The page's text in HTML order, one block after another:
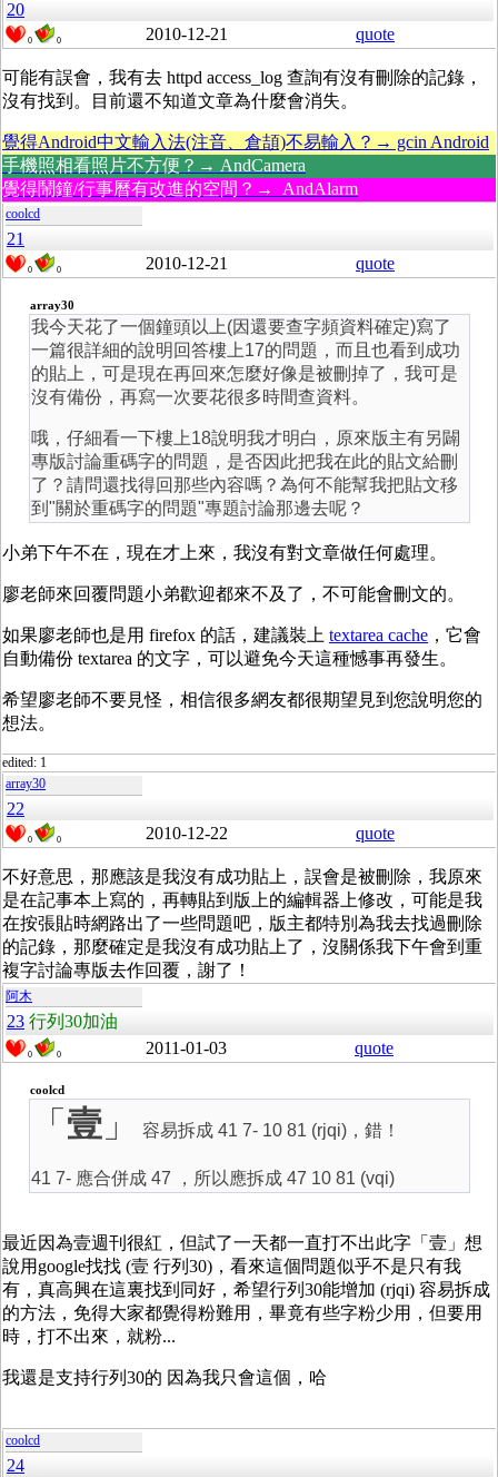
20
0 0 2010-12-21 quote
可能有誤會，我有去 httpd access_log 查詢有沒有刪除的記錄，
沒有找到。目前還不知道文章為什麼會消失。
覺得Android中文輸入法(注音、倉頡)不易輸入？→ gcin Android
手機照相看照片不方便？→ AndCamera
覺得鬧鐘/行事曆有改進的空間？→ AndAlarm
coolcd
21
0 0 2010-12-21 quote
array30
我今天花了一個鐘頭以上(因還要查字頻資料確定)寫了
一篇很詳細的說明回答樓上17的問題，而且也看到成功
的貼上，可是現在再回來怎麼好像是被刪掉了，我可是
沒有備份，再寫一次要花很多時間查資料。
哦，仔細看一下樓上18說明我才明白，原來版主有另闢
專版討論重碼字的問題，是否因此把我在此的貼文給刪
了？請問還找得回那些內容嗎？為何不能幫我把貼文移
到"關於重碼字的問題"專題討論那邊去呢？
小弟下午不在，現在才上來，我沒有對文章做任何處理。
廖老師來回覆問題小弟歡迎都來不及了，不可能會刪文的。
如果廖老師也是用 firefox 的話，建議裝上 textarea cache ，它會
自動備份 textarea 的文字，可以避免今天這種憾事再發生。
希望廖老師不要見怪，相信很多網友都很期望見到您說明您的
想法。
edited: 1
array30
22
0 0 2010-12-22 quote
不好意思，那應該是我沒有成功貼上，誤會是被刪除，我原來
是在記事本上寫的，再轉貼到版上的編輯器上修改，可能是我
在按張貼時網路出了一些問題吧，版主都特別為我去找過刪除
的記錄，那麼確定是我沒有成功貼上了，沒關係我下午會到重
複字討論專版去作回覆，謝了！
阿木
23 行列30加油
0 0 2011-01-03 quote
coolcd
「 壹」 容易拆成 41 7- 10 81 (rjqi)，錯！
41 7- 應合併成 47 ，所以應拆成 47 10 81 (vqi)
最近因為壹週刊很紅，但試了一天都一直打不出此字「壹」想
說用google找找 (壹 行列30)，看來這個問題似乎不是只有我
有，真高興在這裏找到同好，希望行列30能增加 (rjqi) 容易拆成
的方法，免得大家都覺得粉難用，畢竟有些字粉少用，但要用
時，打不出來，就粉...
我還是支持行列30的 因為我只會這個，哈
coolcd
24